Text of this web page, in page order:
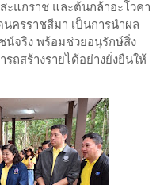
แกราช และต้นกล้าอะโวคา
ครราชสีมา เป็นการนำผล
น์จริง พร้อมช่วยอนุรักษ์สิ่ง
ถสร้างรายได้อย่างยั่งยืนให้